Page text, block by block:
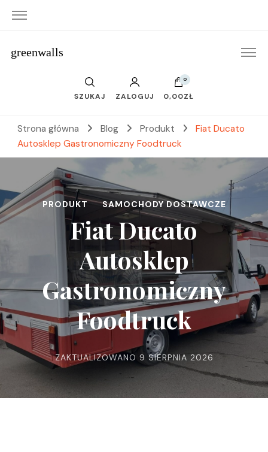
greenwalls
SZUKAJ ZALOGUJ
0
0,00ZŁ
Strona główna Blog Produkt
Fiat Ducato
Autosklep Gastronomiczny Foodtruck
PRODUKT SAMOCHODY DOSTAWCZE
Fiat Ducato
Autosklep
Gastronomiczny
Foodtruck
ZAKTUALIZOWANO 9 SIERPNIA 2026